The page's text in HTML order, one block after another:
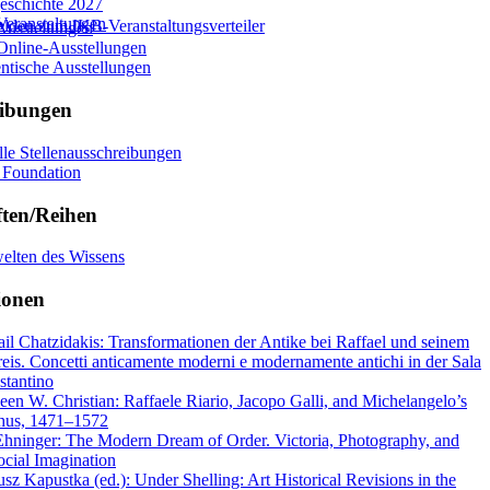
2027
zum IKB-Veranstaltungsverteiler
Ausstellungen
Ausstellungen
Stellenausschreibungen
Reihen
des Wissens
Chatzidakis: Transformationen der Antike bei Raffael und seinem
Concetti anticamente moderni e modernamente antichi in der Sala
W. Christian: Raffaele Riario, Jacopo Galli, and Michelangelo’s
1471–1572
The Modern Dream of Order. Victoria, Photography, and
Imagination
Kapustka (ed.): Under Shelling: Art Historical Revisions in the